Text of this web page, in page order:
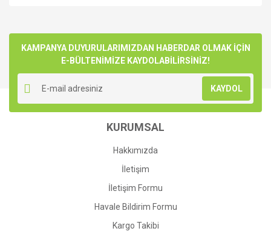
Yorum Yaz
kullanarak tarafımıza iletebilirsiniz.
Görüş ve önerileriniz için teşekkür ederiz.
Ürün resmi kalitesiz, bozuk veya görüntülenemiyor.
Ürün açıklamasında eksik bilgiler bulunuyor.
Ürün bilgilerinde hatalar bulunuyor.
Ürün fiyatı diğer sitelerden daha pahalı.
Gönder
KAMPANYA DUYURULARIMIZDAN HABERDAR OLMAK İÇİN
E-BÜLTENİMİZE KAYDOLABİLİRSİNİZ!
KAYDOL
KURUMSAL
Hakkımızda
İletişim
İletişim Formu
Havale Bildirim Formu
Kargo Takibi